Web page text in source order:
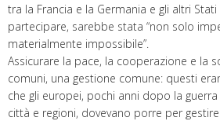
tra la Francia e la Germania e gli altri
partecipare, sarebbe stata “non solo
materialmente impossibile”.
Assicurare la pace, la cooperazione e la
comuni, una gestione comune: questi
che gli europei, pochi anni dopo la
città e regioni, dovevano porre per